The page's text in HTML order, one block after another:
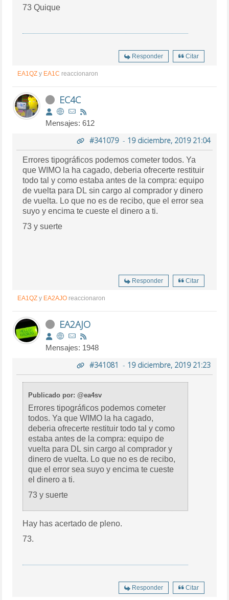
73 Quique
Responder Citar
EA1QZ y EA1C reaccionaron
EC4C
Mensajes: 612
#341079- 19 diciembre, 2019 21:04
Errores tipográficos podemos cometer todos. Ya
que WIMO la ha cagado, deberia ofrecerte restituir
todo tal y como estaba antes de la compra: equipo
de vuelta para DL sin cargo al comprador y dinero
de vuelta. Lo que no es de recibo, que el error sea
suyo y encima te cueste el dinero a ti.
73 y suerte
Responder Citar
EA1QZ y EA2AJO reaccionaron
EA2AJO
Mensajes: 1948
#341081 - 19 diciembre, 2019 21:23
Publicado por: @ea4sv
Errores tipográficos podemos cometer
todos. Ya que WIMO la ha cagado,
deberia ofrecerte restituir todo tal y como
estaba antes de la compra: equipo de
vuelta para DL sin cargo al comprador y
dinero de vuelta. Lo que no es de recibo,
que el error sea suyo y encima te cueste
el dinero a ti.
73 y suerte
Hay has acertado de pleno.
73.
Responder Citar